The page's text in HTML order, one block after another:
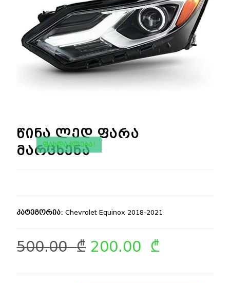
ᲤᲐᲡᲓᲐᲙᲚᲔᲑᲐ!
წინა ლედ ფარა
მარცხენა
კატეგორია:Chevrolet Equinox 2018-2021
500.00₾ 200.00 ₾